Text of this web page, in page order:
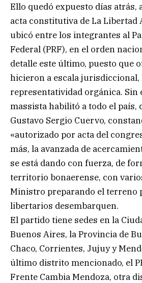
Ello quedó expuesto días atrás,
acta constitutiva de La Libertad
ubicó entre los integrantes al
Federal (PRF), en el orden
detalle este último, puesto que
hicieron a escala
representatividad orgánica. Sin
massista habilitó a todo el país,
Gustavo Sergio Cuervo,
«autorizado por acta del
más, la avanzada de
se está dando con fuerza, de
territorio bonaerense, con
Ministro preparando el terreno
libertarios desembarquen.
El partido tiene sedes en la
Buenos Aires, la Provincia de
Chaco, Corrientes, Jujuy y
último distrito mencionado, el
Frente Cambia Mendoza, otra